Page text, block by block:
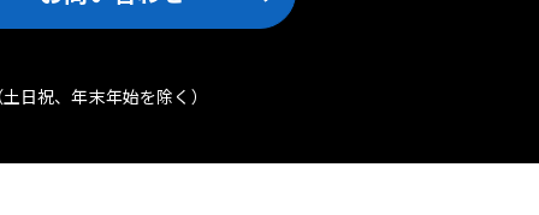
土日祝、年末年始を除く）